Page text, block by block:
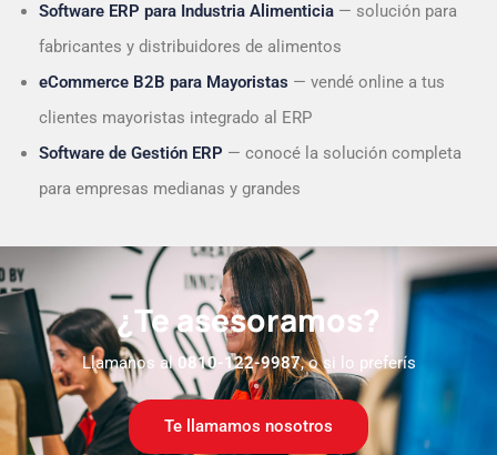
Software ERP para Industria Alimenticia — solución para
fabricantes y distribuidores de alimentos
eCommerce B2B para Mayoristas — vendé online a tus
clientes mayoristas integrado al ERP
Software de Gestión ERP — conocé la solución completa
para empresas medianas y grandes
¿Te asesoramos?
Llamanos al 0810-122-9987, o si lo preferís
Te llamamos nosotros